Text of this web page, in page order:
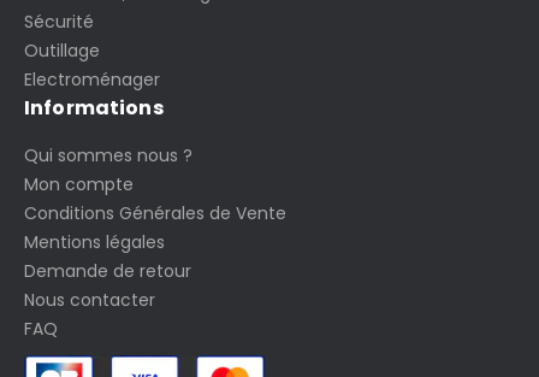
Sécurité
Outillage
Electroménager
Informations
Qui sommes nous ?
Mon compte
Conditions Générales de Vente
Mentions légales
Demande de retour
Nous contacter
FAQ